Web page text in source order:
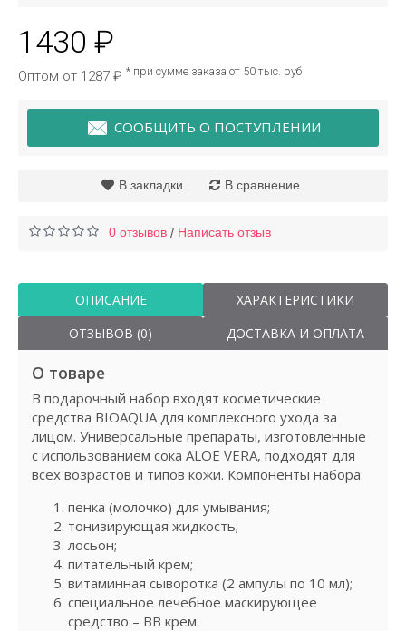
1430 ₽
Оптом от 1287 ₽ * при сумме заказа от 50 тыс. руб
СООБЩИТЬ О ПОСТУПЛЕНИИ
В закладки В сравнение
0 отзывов / Написать отзыв
ОПИСАНИЕ
ХАРАКТЕРИСТИКИ
ОТЗЫВОВ (0)
ДОСТАВКА И ОПЛАТА
О товаре
В подарочный набор входят косметические
средства BIOAQUA для комплексного ухода за
лицом. Универсальные препараты, изготовленные
с использованием сока ALOE VERA, подходят для
всех возрастов и типов кожи. Компоненты набора:
пенка (молочко) для умывания;
тонизирующая жидкость;
лосьон;
питательный крем;
витаминная сыворотка (2 ампулы по 10 мл);
специальное лечебное маскирующее
средство – BB крем.